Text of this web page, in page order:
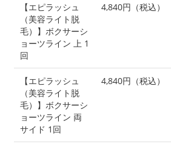
【エピラッシュ
（美容ライト脱
毛）】ボクサーシ
ョーツライン 上 1
回
4,840円（税込）
【エピラッシュ
（美容ライト脱
毛）】ボクサーシ
ョーツライン 両
サイド 1回
4,840円（税込）